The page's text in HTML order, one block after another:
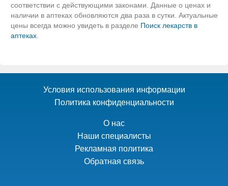
соответствии с действующими законами. Данные о ценах и
наличии в аптеках обновляются два раза в сутки. Актуальные
цены всегда можно увидеть в разделе Поиск лекарств в
аптеках.
Условия использования информации
Политика конфиденциальности
О нас
Наши специалисты
Рекламная политика
Обратная связь